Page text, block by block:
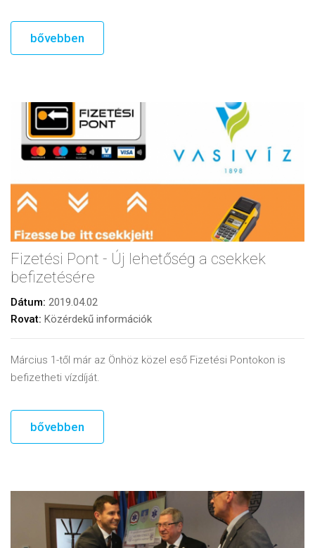
bővebben
Fizetési Pont - Új lehetőség a csekkek
befizetésére
Dátum: 2019.04.02
Rovat: Közérdekű információk
Március 1-től már az Önhöz közel eső Fizetési Pontokon is
befizetheti vízdíját.
bővebben